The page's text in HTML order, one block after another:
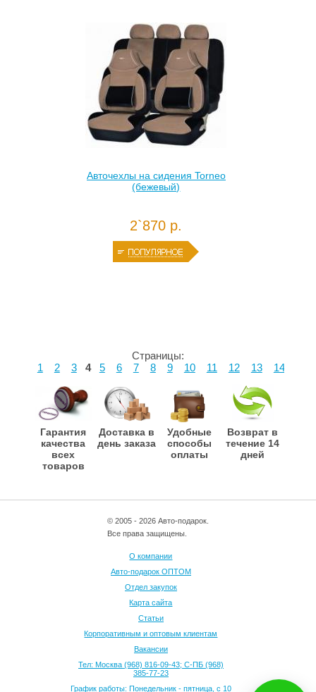
Авточехлы на сидения Torneo
(бежевый)
2`870 р.
Страницы:
1
2 3 4 5 6 7 8 9 10 11 12 13 14
Гарантия
качества
всех
товаров
Доставка в
день заказа
Удобные
способы
оплаты
Возврат в
течение 14
дней
© 2005 - 2026 Авто-подарок.
Все права защищены.
О компании
Авто-подарок ОПТОМ
Отдел закупок
Карта сайта
Статьи
Корпоративным и оптовым клиентам
Вакансии
Тел: Москва (968) 816-09-43; С-ПБ (968)
385-77-23
График работы: Понедельник - пятница, с 10